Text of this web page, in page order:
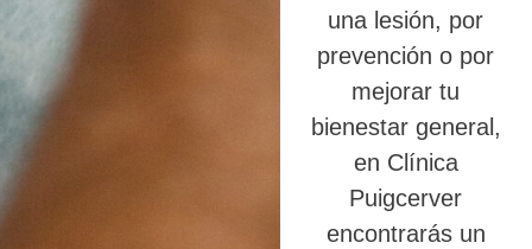
una lesión, por
prevención o por
mejorar tu
bienestar general,
en Clínica
Puigcerver
encontrarás un